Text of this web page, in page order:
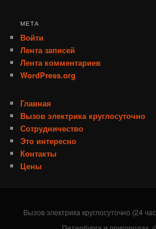
МЕТА
Войти
Лента записей
Лента комментариев
WordPress.org
Главная
Вызов электрика круглосуточно
Сотрудничество
Это интересно
Контакты
Цены
Вызов электрика круглосуточно (24